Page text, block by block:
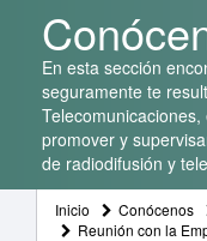
En esta sección
seguramente te
promover y
de radiodifusión y
Inicio Conócenos
Reunión con la